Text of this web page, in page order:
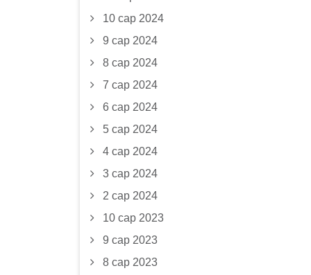
10 сар 2024
9 сар 2024
8 сар 2024
7 сар 2024
6 сар 2024
5 сар 2024
4 сар 2024
3 сар 2024
2 сар 2024
10 сар 2023
9 сар 2023
8 сар 2023